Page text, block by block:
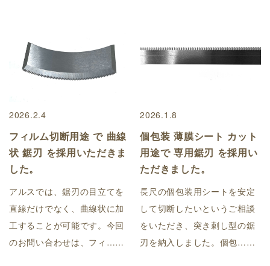
2026.2.4
フィルム切断用途 で 曲線
状 鋸刃 を採用いただきま
した。
アルスでは、鋸刃の目立てを
直線だけでなく、曲線状に加
工することが可能です。今回
のお問い合わせは、フィ……
2026.1.8
個包装 薄膜シート カット
用途で 専用鋸刃 を採用い
ただきました。
長尺の個包装用シートを安定
して切断したいというご相談
をいただき、突き刺し型の鋸
刃を納入しました。個包……